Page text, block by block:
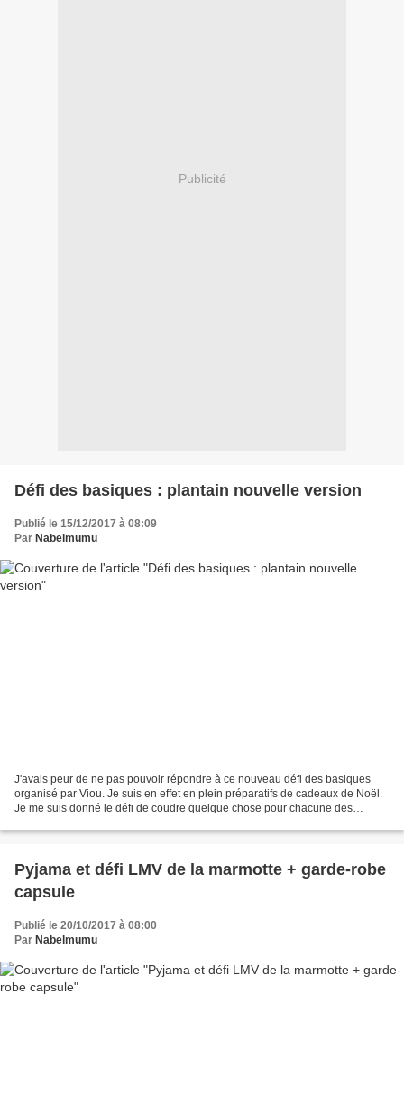
Publicité
Défi des basiques : plantain nouvelle version
Publié le 15/12/2017 à 08:09
Par Nabelmumu
J'avais peur de ne pas pouvoir répondre à ce nouveau défi des basiques
organisé par Viou. Je suis en effet en plein préparatifs de cadeaux de Noël.
Je me suis donné le défi de coudre quelque chose pour chacune des
Pyjama et défi LMV de la marmotte + garde-robe
capsule
Publié le 20/10/2017 à 08:00
Par Nabelmumu